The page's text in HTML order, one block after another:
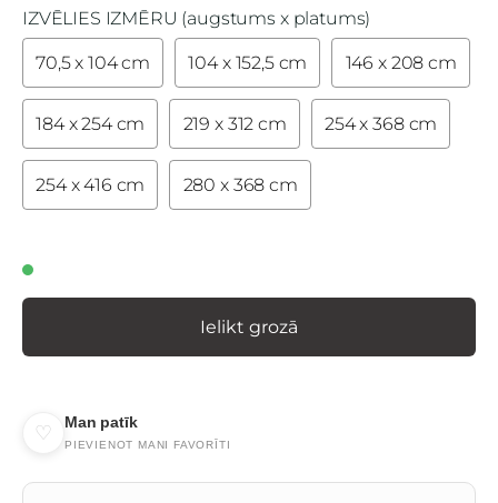
IZVĒLIES IZMĒRU (augstums x platums)
70,5 x 104 cm 104 x 152,5 cm 146 x 208 cm
184 x 254 cm 219 x 312 cm 254 x 368 cm
254 x 416 cm 280 x 368 cm
Ielikt grozā
♡ Man patīk
PIEVIENOT MANI FAVORĪTI